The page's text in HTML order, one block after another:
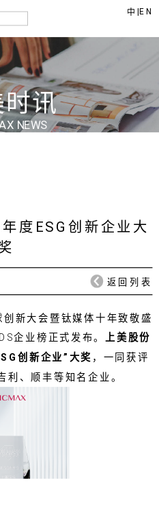
中 |EN
讯
NEWS
度ESG创新企业大
返回列表
新大会暨钛媒体十年致敬盛
企业榜正式发布。上美股份
创新企业”大奖 ，一同获评
利、顺丰等知名企业。